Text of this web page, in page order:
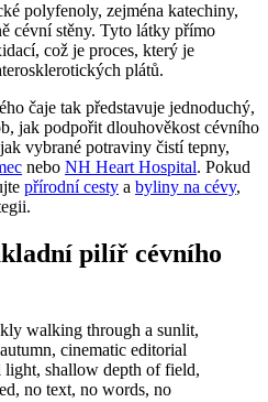
polyfenoly, zejména katechiny,
cévní stěny. Tyto látky přímo
což je proces, který je
plátů.
čaje tak představuje jednoduchý,
jak podpořit dlouhověkost cévního
vybrané potraviny čistí tepny,
nebo NH Heart Hospital. Pokud
přírodní cesty a byliny na cévy,
pilíř cévního